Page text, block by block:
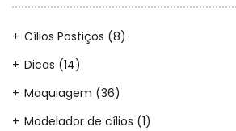
Cílios Postiços (8)
Dicas (14)
Maquiagem (36)
Modelador de cílios (1)